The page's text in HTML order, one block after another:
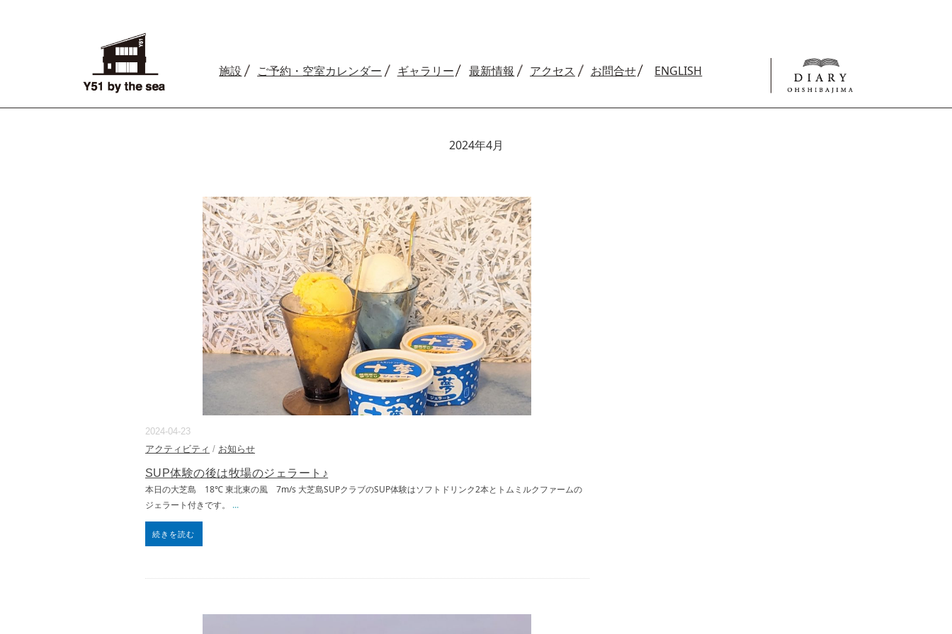
施設 ご予約 ・空室カレンダー ギャラリー 最新情報 アクセス お問合せ ENGLISH
2024年4月
2024-04-23
アクティビティ / お知らせ
SUP体験の後は牧場のジェラート♪
本日の大芝島 18℃ 東北東の風 7m/s 大芝島SUPクラブのSUP体験はソフトドリンク2本とトムミルクファームの
ジェラート付きです。 ...
続きを読む